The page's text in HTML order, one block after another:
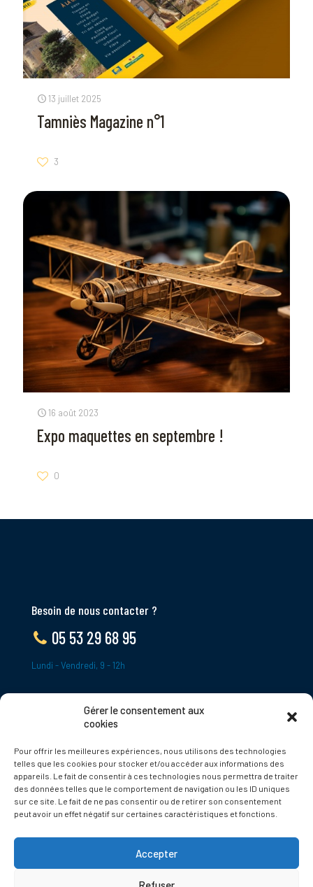
Gérer le consentement aux
cookies
Pour offrir les meilleures expériences, nous utilisons des technologies
telles que les cookies pour stocker et/ou accéder aux informations des
appareils. Le fait de consentir à ces technologies nous permettra de traiter
des données telles que le comportement de navigation ou les ID uniques
sur ce site. Le fait de ne pas consentir ou de retirer son consentement
peut avoir un effet négatif sur certaines caractéristiques et fonctions.
Accepter
13 juillet 2025
Tamniès Magazine n°1
3
16 août 2023
Expo maquettes en septembre !
0
Besoin de nous contacter ?
05 53 29 68 95
Lundi - Vendredi, 9 - 12h
24620 Tamniès
France
Politique de cookies